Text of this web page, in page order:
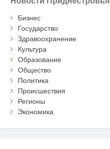
Бизнес
Государство
Здравоохранение
Культура
Образование
Общество
Политика
Происшествия
Регионы
Экономика